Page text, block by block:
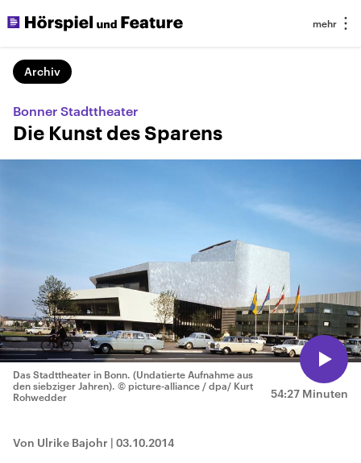
Archiv
Bonner Stadttheater
Die Kunst des Sparens
54:27 Minuten
Das Stadttheater in Bonn. (Undatierte Aufnahme aus
den siebziger Jahren). © picture-alliance / dpa/ Kurt
Rohwedder
Von Ulrike Bajohr | 03.10.2014